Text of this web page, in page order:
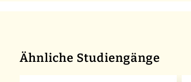
Ähnliche Studiengänge